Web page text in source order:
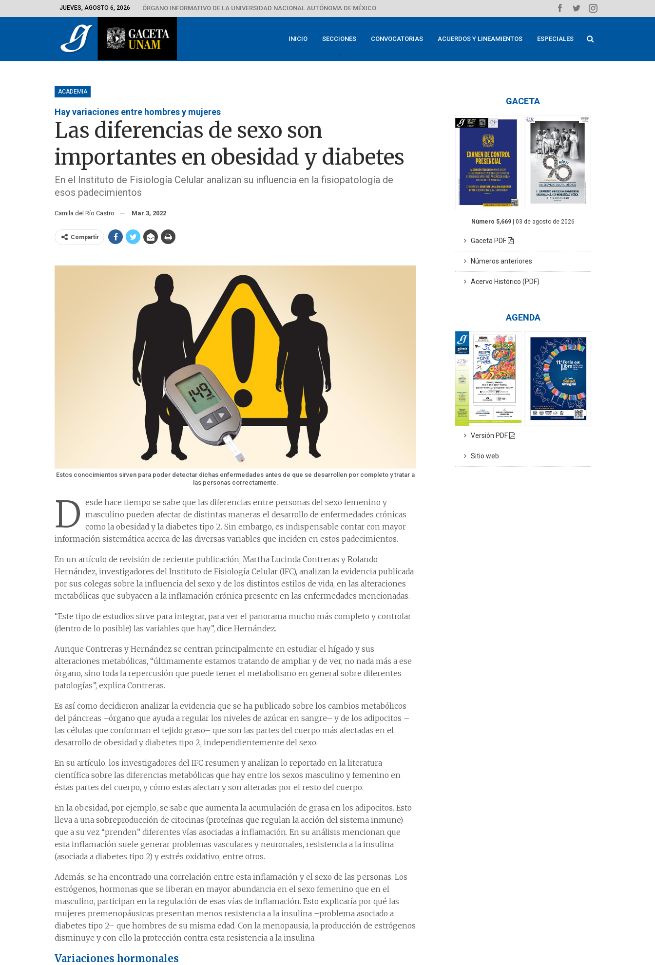
JUEVES, AGOSTO 6, 2026 ÓRGANO INFORMATIVO DE LA UNIVERSIDAD NACIONAL AUTÓNOMA DE MÉXICO
INICIO SECCIONES CONVOCATORIAS ACUERDOS Y LINEAMIENTOS ESPECIALES
ACADEMIA
Hay variaciones entre hombres y mujeres
Las diferencias de sexo son
importantes en obesidad y diabetes
En el Instituto de Fisiología Celular analizan su influencia en la fisiopatología de
esos padecimientos
Camila del Río Castro Mar 3, 2022
Compartir
Estos conocimientos sirven para poder detectar dichas enfermedades antes de que se desarrollen por completo y tratar a
las personas correctamente.
D esde hace tiempo se sabe que las diferencias entre personas del sexo femenino y
masculino pueden afectar de distintas maneras el desarrollo de enfermedades crónicas
como la obesidad y la diabetes tipo 2. Sin embargo, es indispensable contar con mayor
información sistemática acerca de las diversas variables que inciden en estos padecimientos.
En un artículo de revisión de reciente publicación, Martha Lucinda Contreras y Rolando
Hernández, investigadores del Instituto de Fisiología Celular (IFC), analizan la evidencia publicada
por sus colegas sobre la influencia del sexo y de los distintos estilos de vida, en las alteraciones
metabólicas que subyacen a la inflamación crónica presente en las enfermedades mencionadas.
“Este tipo de estudios sirve para integrar, para ver el panorama mucho más completo y controlar
(dentro de lo posible) las variables que hay”, dice Hernández.
Aunque Contreras y Hernández se centran principalmente en estudiar el hígado y sus
alteraciones metabólicas, “últimamente estamos tratando de ampliar y de ver, no nada más a ese
órgano, sino toda la repercusión que puede tener el metabolismo en general sobre diferentes
patologías”, explica Contreras.
Es así como decidieron analizar la evidencia que se ha publicado sobre los cambios metabólicos
del páncreas –órgano que ayuda a regular los niveles de azúcar en sangre– y de los adipocitos –
las células que conforman el tejido graso– que son las partes del cuerpo más afectadas en el
desarrollo de obesidad y diabetes tipo 2, independientemente del sexo.
En su artículo, los investigadores del IFC resumen y analizan lo reportado en la literatura
científica sobre las diferencias metabólicas que hay entre los sexos masculino y femenino en
éstas partes del cuerpo, y cómo estas afectan y son alteradas por el resto del cuerpo.
En la obesidad, por ejemplo, se sabe que aumenta la acumulación de grasa en los adipocitos. Esto
lleva a una sobreproducción de citocinas (proteínas que regulan la acción del sistema inmune)
que a su vez “prenden” diferentes vías asociadas a inflamación. En su análisis mencionan que
esta inflamación suele generar problemas vasculares y neuronales, resistencia a la insulina
(asociada a diabetes tipo 2) y estrés oxidativo, entre otros.
Además, se ha encontrado una correlación entre esta inflamación y el sexo de las personas. Los
estrógenos, hormonas que se liberan en mayor abundancia en el sexo femenino que en el
masculino, participan en la regulación de esas vías de inflamación. Esto explicaría por qué las
mujeres premenopáusicas presentan menos resistencia a la insulina –problema asociado a
diabetes tipo 2– que hombres de su misma edad. Con la menopausia, la producción de estrógenos
disminuye y con ello la protección contra esta resistencia a la insulina.
Variaciones hormonales
GACETA
Número 5,669 | 03 de agosto de 2026
Gaceta PDF
Números anteriores
Acervo Histórico (PDF)
AGENDA
Versión PDF
Sitio web